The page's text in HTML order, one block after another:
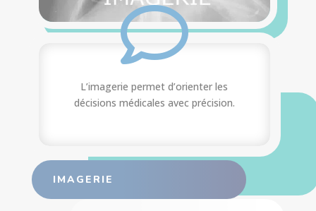
L’imagerie permet d’orienter les
décisions médicales avec précision.

IMAGERIE